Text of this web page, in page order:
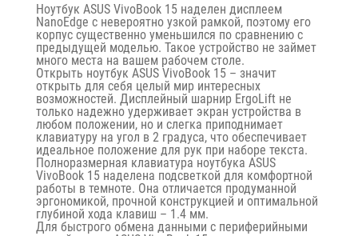
Ноутбук ASUS VivoBook 15 наделен дисплеем
NanoEdge с невероятно узкой рамкой, поэтому его
корпус существенно уменьшился по сравнению с
предыдущей моделью. Такое устройство не займет
много места на вашем рабочем столе.
Открыть ноутбук ASUS VivoBook 15 – значит
открыть для себя целый мир интересных
возможностей. Дисплейный шарнир ErgoLift не
только надежно удерживает экран устройства в
любом положении, но и слегка приподнимает
клавиатуру на угол в 2 градуса, что обеспечивает
идеальное положение для рук при наборе текста.
Полноразмерная клавиатура ноутбука ASUS
VivoBook 15 наделена подсветкой для комфортной
работы в темноте. Она отличается продуманной
эргономикой, прочной конструкцией и оптимальной
глубиной хода клавиш – 1.4 мм.
Для быстрого обмена данными с периферийными